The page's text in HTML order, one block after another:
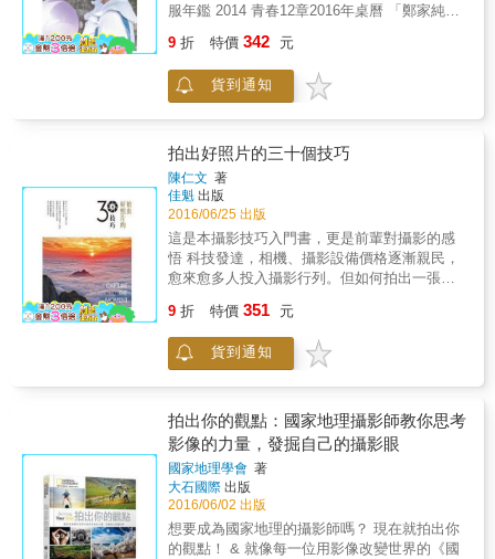
服年鑑 2014 青春12章2016年桌曆 「鄭家純x
員 每個人不知不覺精神上都在膜拜少女 姐姐對
年齡不再壹字頭感到驚慌 媽媽抱怨都是為了忙
家事和管小孩 說話都不可愛了 男孩和男人們想
室裡那難相處的女主管和女同事 只要側轉過頭
想想 當年也都是可愛的少女 不知不覺竟然就消
氣不計較了 少女們為了我們這些糟透了的雄性
動物 做了好大的犧牲 而不得不變得複雜之前
實在該替她們把人生中最美顯影留下來
9 折 特價 342 元
貨到通知
拍出好照片的三十個技巧
陳仁文 著
佳魁 出版
2016/06/25 出版
這是本攝影技巧入門書，更是前輩對攝影的感
悟 科技發達，相機、攝影設備價格逐漸親民，
愈來愈多人投入攝影行列。但如何拍出一張動
題。 作者依據多年的拍攝經驗，總結出三十個
關鍵祕訣，從素材的挑選、構圖的安排、光
線、色彩、時機，一步步地引領初學者踏入攝
留。同時作者結合旅遊領隊的專業，一一爬梳
油紙傘、打鐵鋪等人文風情，為照片多了一股
耐人探尋的韻味。除此之外，本書展現他慧心
獨具的攝影眼，一張張匠心獨運的照片，讓讀
者體會到只要細心觀察周遭事物，將自我想法
納入照片之中，一轉角、一抬首，都是一片獨
特風景。
9 折 特價 351 元
貨到通知
拍出你的觀點：國家地理攝影師教你思考
影像的力量，發掘自己的攝影眼
國家地理學會 著
大石國際 出版
2016/06/02 出版
想要成為國家地理的攝影師嗎？ 現在就拍出你
的觀點！ & 就像每一位用影像改變世界的《國